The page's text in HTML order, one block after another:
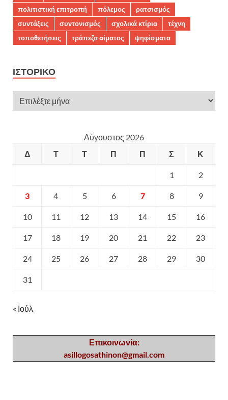
πολιτιστική επιτροπή
πόλεμος
ρατσισμός
συντάξεις
συντονισμός σχολικά κτίρια
τέχνη
τοποθετήσεις
τράπεζα αίματος ψηφίσματα
ΙΣΤΟΡΙΚΌ
Αύγουστος 2026
Δ
Τ Τ Π Π Σ Κ
1 2
3 4 5 6 7 8 9
10 11 12 13 14 15 16
17 18 19 20 21 22 23
24 25 26 27 28 29 30
31
« Ιούλ
Επικοινωνία:
asillogosathinon@gmail.com